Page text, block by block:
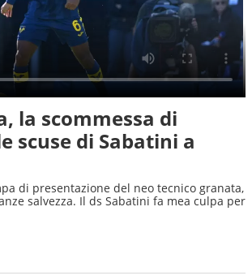
la scommessa di
scuse di Sabatini a
di presentazione del neo tecnico granata,
salvezza. Il ds Sabatini fa mea culpa per